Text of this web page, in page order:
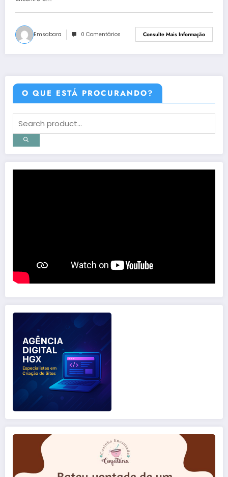
Emsabara 0 Comentários Consulte Mais Informação
O QUE ESTÁ PROCURANDO?